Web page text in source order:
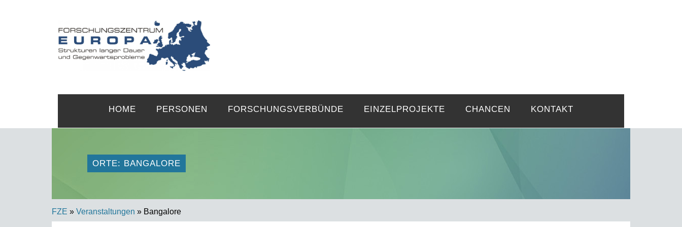
HOME PERSONEN FORSCHUNGSVERBÜNDE EINZELPROJEKTE CHANCEN KONTAKT
ORTE: BANGALORE
FZE » Veranstaltungen » Bangalore